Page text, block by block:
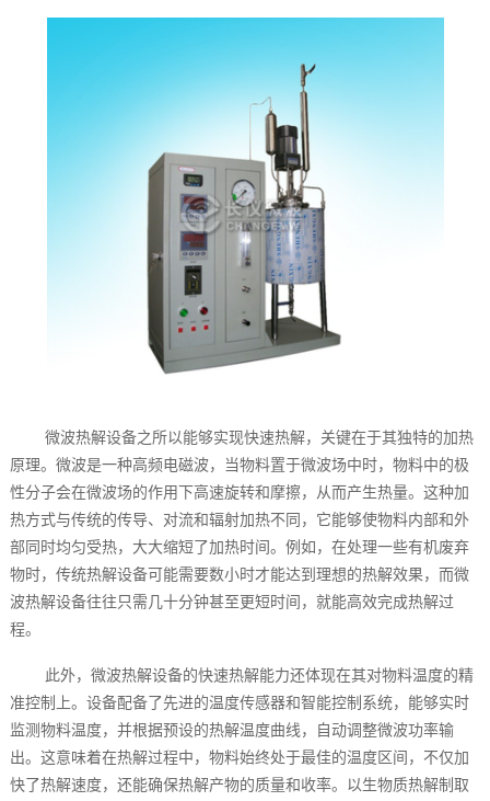
微波热解设备之所以能够实现快速热解，关键在于其独特的加热
原理。微波是一种高频电磁波，当物料置于微波场中时，物料中的极
性分子会在微波场的作用下高速旋转和摩擦，从而产生热量。这种加
热方式与传统的传导、对流和辐射加热不同，它能够使物料内部和外
部同时均匀受热，大大缩短了加热时间。例如，在处理一些有机废弃
物时，传统热解设备可能需要数小时才能达到理想的热解效果，而微
波热解设备往往只需几十分钟甚至更短时间，就能高效完成热解过
程。
此外，微波热解设备的快速热解能力还体现在其对物料温度的精
准控制上。设备配备了先进的温度传感器和智能控制系统，能够实时
监测物料温度，并根据预设的热解温度曲线，自动调整微波功率输
出。这意味着在热解过程中，物料始终处于最佳的温度区间，不仅加
快了热解速度，还能确保热解产物的质量和收率。以生物质热解制取